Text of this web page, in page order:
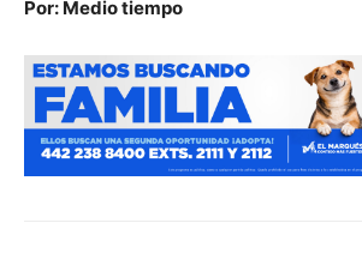
Por: Medio tiempo